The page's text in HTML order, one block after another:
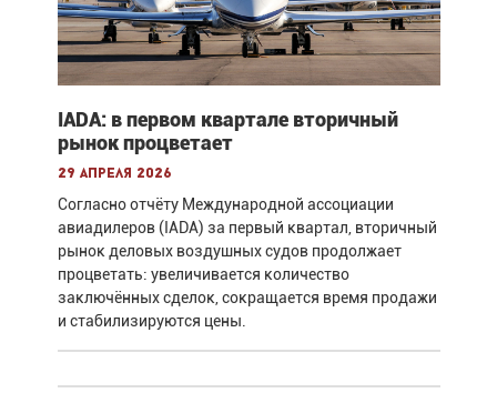
IADA: в первом квартале вторичный
рынок процветает
29 апреля 2026
Согласно отчёту Международной ассоциации
авиадилеров (IADA) за первый квартал, вторичный
рынок деловых воздушных судов продолжает
процветать: увеличивается количество
заключённых сделок, сокращается время продажи
и стабилизируются цены.